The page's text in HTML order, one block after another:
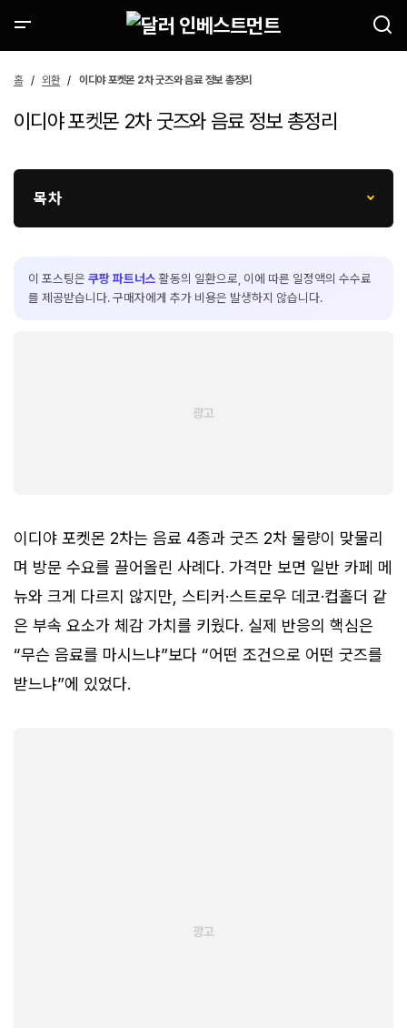
홈 외환 이디야 포켓몬 2차 굿즈와 음료 정보 총정리
이디야 포켓몬 2차 굿즈와 음료 정보 총정리
목차
이 포스팅은 쿠팡 파트너스 활동의 일환으로, 이에 따른 일정액의 수수료
를 제공받습니다. 구매자에게 추가 비용은 발생하지 않습니다.
이디야 포켓몬 2차는 음료 4종과 굿즈 2차 물량이 맞물리
며 방문 수요를 끌어올린 사례다. 가격만 보면 일반 카페 메
뉴와 크게 다르지 않지만, 스티커·스트로우 데코·컵홀더 같
은 부속 요소가 체감 가치를 키웠다. 실제 반응의 핵심은
“무슨 음료를 마시느냐”보다 “어떤 조건으로 어떤 굿즈를
받느냐”에 있었다.